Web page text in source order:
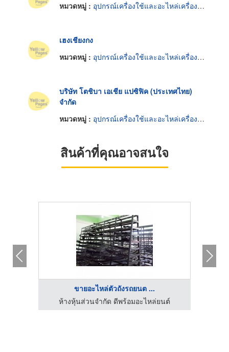
หมวดหมู่ : อุปกรณ์เครื่องใช้และอะไหล่เครื่องยนต์
เฮงเชียงกง
หมวดหมู่ : อุปกรณ์เครื่องใช้และอะไหล่เครื่องยนต์
บริษัท โตชิบา เอเชีย แปซิฟิค (ประเทศไทย)
จำกัด
หมวดหมู่ : อุปกรณ์เครื่องใช้และอะไหล่เครื่องยนต์
สินค้าที่คุณอาจสนใจ
ขายอะไหล่ตัวถังรถยนต ...
ห้างหุ้นส่วนจำกัด ดีพร้อมอะไหล่ยนต์